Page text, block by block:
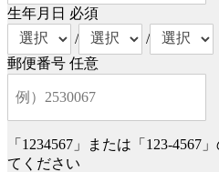
生年月日 必須
/
/
郵便番号 任意
「1234567」または「123-4567
てください